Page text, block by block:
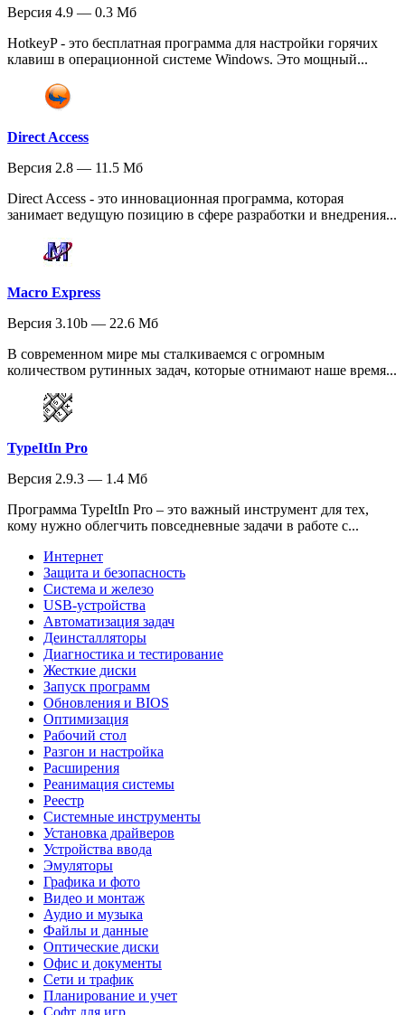
Версия 4.9 — 0.3 Мб
HotkeyP - это бесплатная программа для настройки горячих
клавиш в операционной системе Windows. Это мощный...
Direct Access
Версия 2.8 — 11.5 Мб
Direct Access - это инновационная программа, которая
занимает ведущую позицию в сфере разработки и внедрения...
Macro Express
Версия 3.10b — 22.6 Мб
В современном мире мы сталкиваемся с огромным
количеством рутинных задач, которые отнимают наше время...
TypeItIn Pro
Версия 2.9.3 — 1.4 Мб
Программа TypeItIn Pro – это важный инструмент для тех,
кому нужно облегчить повседневные задачи в работе с...
Интернет
Защита и безопасность
Система и железо
USB-устройства
Автоматизация задач
Деинсталляторы
Диагностика и тестирование
Жесткие диски
Запуск программ
Обновления и BIOS
Оптимизация
Рабочий стол
Разгон и настройка
Расширения
Реанимация системы
Реестр
Системные инструменты
Установка драйверов
Устройства ввода
Эмуляторы
Графика и фото
Видео и монтаж
Аудио и музыка
Файлы и данные
Оптические диски
Офис и документы
Сети и трафик
Планирование и учет